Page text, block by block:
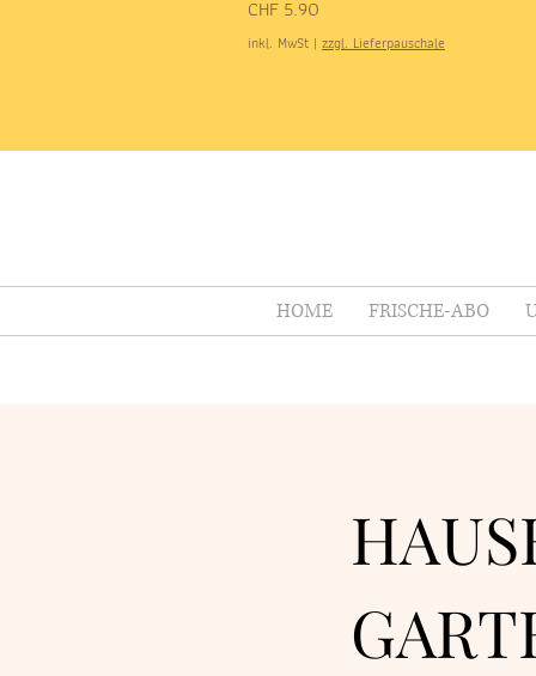
Preis
CHF 5.90
inkl. MwSt | zzgl. Lieferpauschale
HOME FRISCHE-ABO